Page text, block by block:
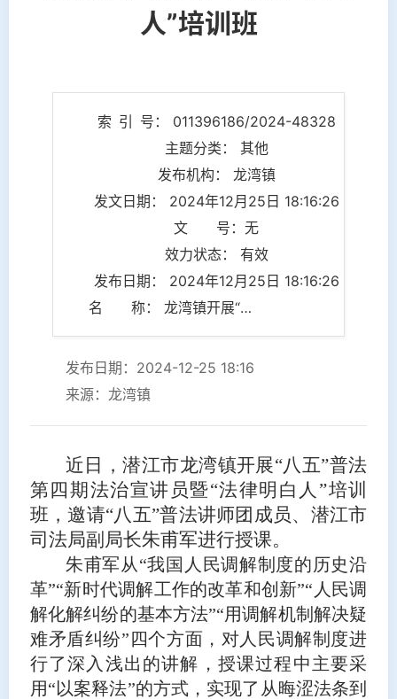
人”培训班
索 引 号： 011396186/2024-48328
主题分类： 其他
发布机构： 龙湾镇
发文日期： 2024年12月25日 18:16:26
文 号：无
效力状态： 有效
发布日期： 2024年12月25日 18:16:26
名 称： 龙湾镇开展“八五”普法第四期法治宣讲员暨“法律明白人”培训班
发布日期：2024-12-25 18:16
来源：龙湾镇
近日，潜江市龙湾镇开展“八五”普法
第四期法治宣讲员暨“法律明白人”培训
班，邀请“八五”普法讲师团成员、潜江市
司法局副局长朱甫军进行授课。
朱甫军从“我国人民调解制度的历史沿
革”“新时代调解工作的改革和创新”“人民调
解化解纠纷的基本方法”“用调解机制解决疑
难矛盾纠纷”四个方面，对人民调解制度进
行了深入浅出的讲解，授课过程中主要采
用“以案释法”的方式，实现了从晦涩法条到